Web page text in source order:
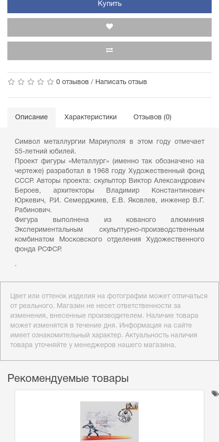
Купить
0 отзывов / Написать отзыв
Описание Характеристики Отзывов (0)
Символ металлургии Мариуполя в этом году отмечает
55-летний юбилей.
Проект фигуры «Металлург» (именно так обозначено на
чертеже) разработал в 1968 году Художественный фонд
СССР. Авторы проекта: скульптор Виктор Александрович
Бероев, архитекторы Владимир Константинович
Юркевич, Р.И. Семерджиев, Е.В. Яковлев, инженер В.Г.
Рабинович.
Фигура выполнена из кованого алюминия
Экспериментальным скульптурно-производственным
комбинатом Московского отделения Художественного
фонда РСФСР.
.
Цвет или оттенок изделия на фотографии может отличаться
от реального. Магазин не несет ответственности за
изменения, внесенные производителем. Наличие товара
может изменятся в течение дня. Информация на сайте
имеет ознакомительный характер. Актуальность наличия
товара уточняйте у менеджеров нашего магазина.
Рекомендуемые товары